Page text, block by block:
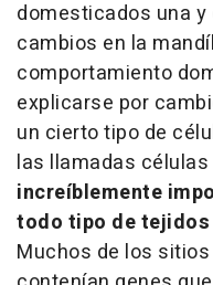
domesticados una
cambios en la
comportamiento
explicarse por
un cierto tipo de
las llamadas
increíblemente
todo tipo de
Muchos de los